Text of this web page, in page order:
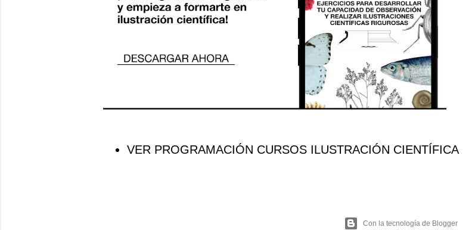
VER PROGRAMACIÓN CURSOS ILUSTRACIÓN CIENTÍFICA
Con la tecnología de Blogger